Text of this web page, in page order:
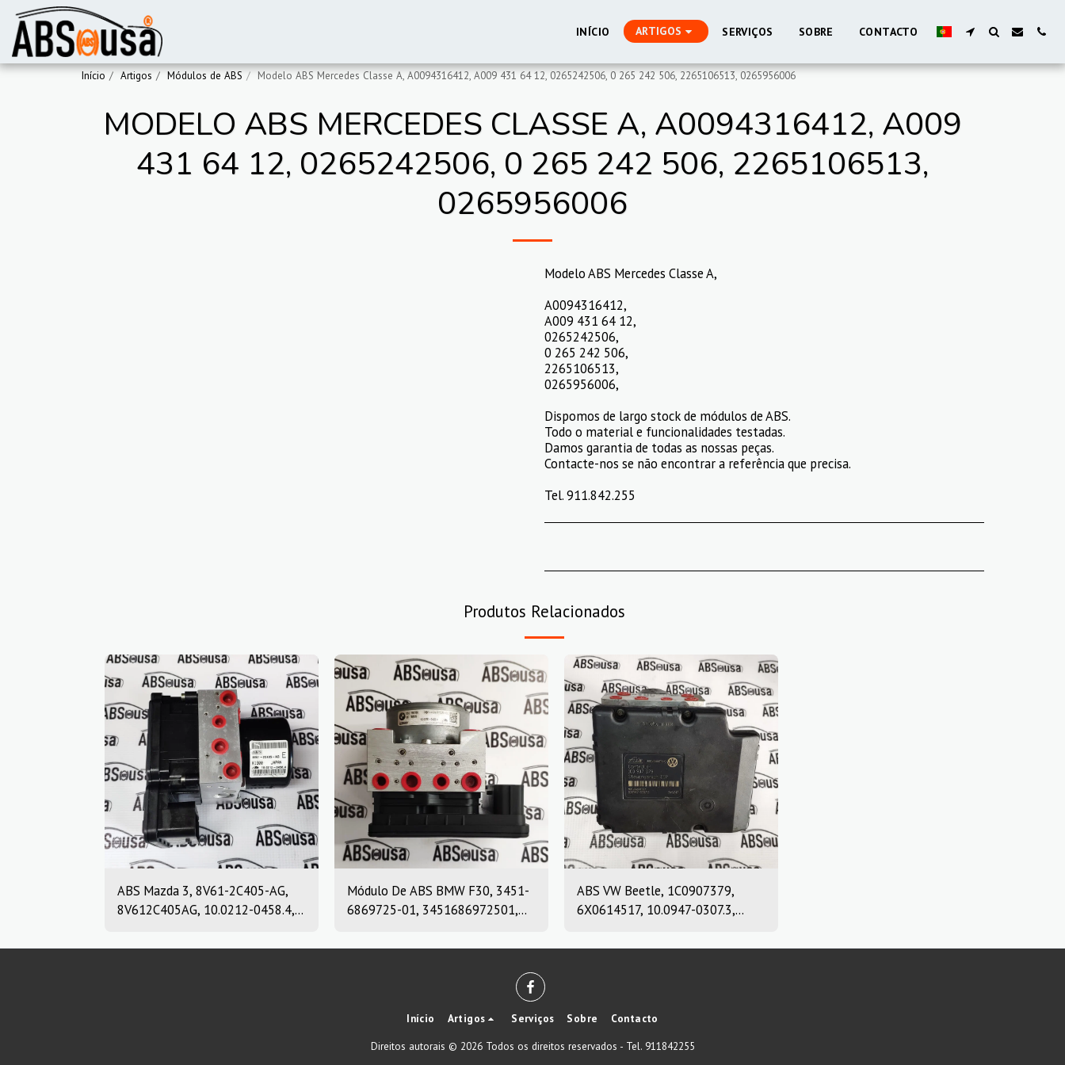
INÍCIO ARTIGOS SERVIÇOS SOBRE CONTACTO
Início Artigos Módulos de ABS Modelo ABS Mercedes Classe A, A0094316412, A009 431 64 12, 0265242506, 0 265 242 506, 2265106513, 0265956006
MODELO ABS MERCEDES CLASSE A, A0094316412, A009
431 64 12, 0265242506, 0 265 242 506, 2265106513,
0265956006
Modelo ABS Mercedes Classe A,
A0094316412,
A009 431 64 12,
0265242506,
0 265 242 506,
2265106513,
0265956006,
Dispomos de largo stock de módulos de ABS.
Todo o material e funcionalidades testadas.
Damos garantia de todas as nossas peças.
Contacte-nos se não encontrar a referência que precisa.
Tel. 911.842.255
Produtos Relacionados
ABS Mazda 3, 8V61-2C405-AG,
8V612C405AG, 10.0212-0458.4,
10096101153
Módulo De ABS BMW F30, 3451-
6869725-01, 3451686972501,
6869726, 10.0916-0859.3,
ABS VW Beetle, 1C0907379,
6X0614517, 10.0947-0307.3,
10020402224
Início Artigos Serviços Sobre Contacto
Direitos autorais © 2026 Todos os direitos reservados - Tel. 911842255